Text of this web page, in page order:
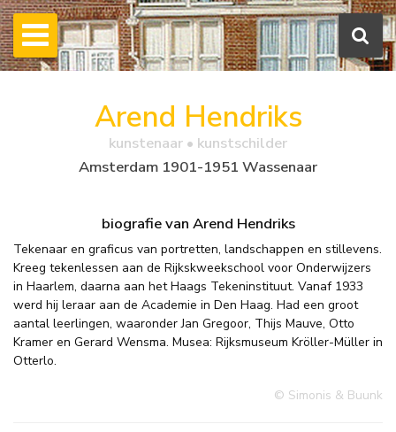
Arend Hendriks
kunstenaar • kunstschilder
Amsterdam 1901-1951 Wassenaar
biografie van Arend Hendriks
Tekenaar en graficus van portretten, landschappen en stillevens.
Kreeg tekenlessen aan de Rijkskweekschool voor Onderwijzers
in Haarlem, daarna aan het Haags Tekeninstituut. Vanaf 1933
werd hij leraar aan de Academie in Den Haag. Had een groot
aantal leerlingen, waaronder Jan Gregoor, Thijs Mauve, Otto
Kramer en Gerard Wensma. Musea: Rijksmuseum Kröller-Müller in
Otterlo.
© Simonis & Buunk